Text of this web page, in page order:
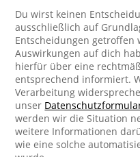
Du wirst keinen
ausschließlich auf
Entscheidungen getroffen
Auswirkungen auf dich
hierfür über eine
entsprechend informiert.
Verarbeitung
unser
werden wir die Situation
weitere Informationen
wie eine solche